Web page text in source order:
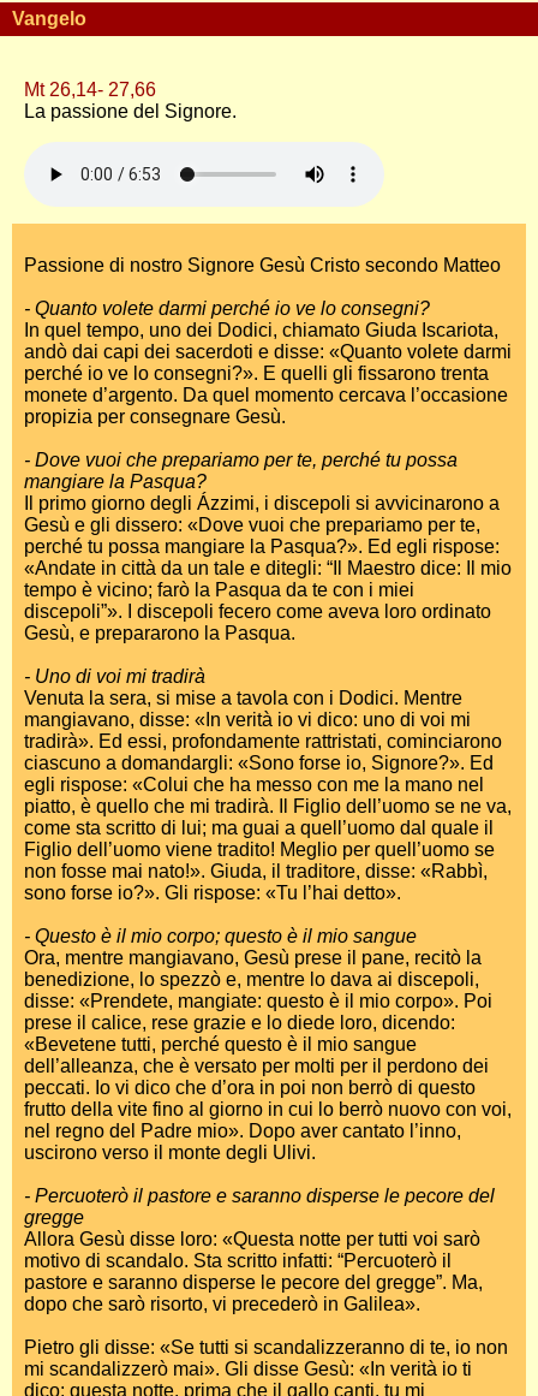
Vangelo
Mt 26,14- 27,66
La passione del Signore.
Passione di nostro Signore Gesù Cristo secondo Matteo
- Quanto volete darmi perché io ve lo consegni?
In quel tempo, uno dei Dodici, chiamato Giuda Iscariota,
andò dai capi dei sacerdoti e disse: «Quanto volete darmi
perché io ve lo consegni?». E quelli gli fissarono trenta
monete d’argento. Da quel momento cercava l’occasione
propizia per consegnare Gesù.
- Dove vuoi che prepariamo per te, perché tu possa
mangiare la Pasqua?
Il primo giorno degli Ázzimi, i discepoli si avvicinarono a
Gesù e gli dissero: «Dove vuoi che prepariamo per te,
perché tu possa mangiare la Pasqua?». Ed egli rispose:
«Andate in città da un tale e ditegli: “Il Maestro dice: Il mio
tempo è vicino; farò la Pasqua da te con i miei
discepoli”». I discepoli fecero come aveva loro ordinato
Gesù, e prepararono la Pasqua.
- Uno di voi mi tradirà
Venuta la sera, si mise a tavola con i Dodici. Mentre
mangiavano, disse: «In verità io vi dico: uno di voi mi
tradirà». Ed essi, profondamente rattristati, cominciarono
ciascuno a domandargli: «Sono forse io, Signore?». Ed
egli rispose: «Colui che ha messo con me la mano nel
piatto, è quello che mi tradirà. Il Figlio dell’uomo se ne va,
come sta scritto di lui; ma guai a quell’uomo dal quale il
Figlio dell’uomo viene tradito! Meglio per quell’uomo se
non fosse mai nato!». Giuda, il traditore, disse: «Rabbì,
sono forse io?». Gli rispose: «Tu l’hai detto».
- Questo è il mio corpo; questo è il mio sangue
Ora, mentre mangiavano, Gesù prese il pane, recitò la
benedizione, lo spezzò e, mentre lo dava ai discepoli,
disse: «Prendete, mangiate: questo è il mio corpo». Poi
prese il calice, rese grazie e lo diede loro, dicendo:
«Bevetene tutti, perché questo è il mio sangue
dell’alleanza, che è versato per molti per il perdono dei
peccati. Io vi dico che d’ora in poi non berrò di questo
frutto della vite fino al giorno in cui lo berrò nuovo con voi,
nel regno del Padre mio». Dopo aver cantato l’inno,
uscirono verso il monte degli Ulivi.
- Percuoterò il pastore e saranno disperse le pecore del
gregge
Allora Gesù disse loro: «Questa notte per tutti voi sarò
motivo di scandalo. Sta scritto infatti: “Percuoterò il
pastore e saranno disperse le pecore del gregge”. Ma,
dopo che sarò risorto, vi precederò in Galilea».
Pietro gli disse: «Se tutti si scandalizzeranno di te, io non
mi scandalizzerò mai». Gli disse Gesù: «In verità io ti
dico: questa notte, prima che il gallo canti, tu mi